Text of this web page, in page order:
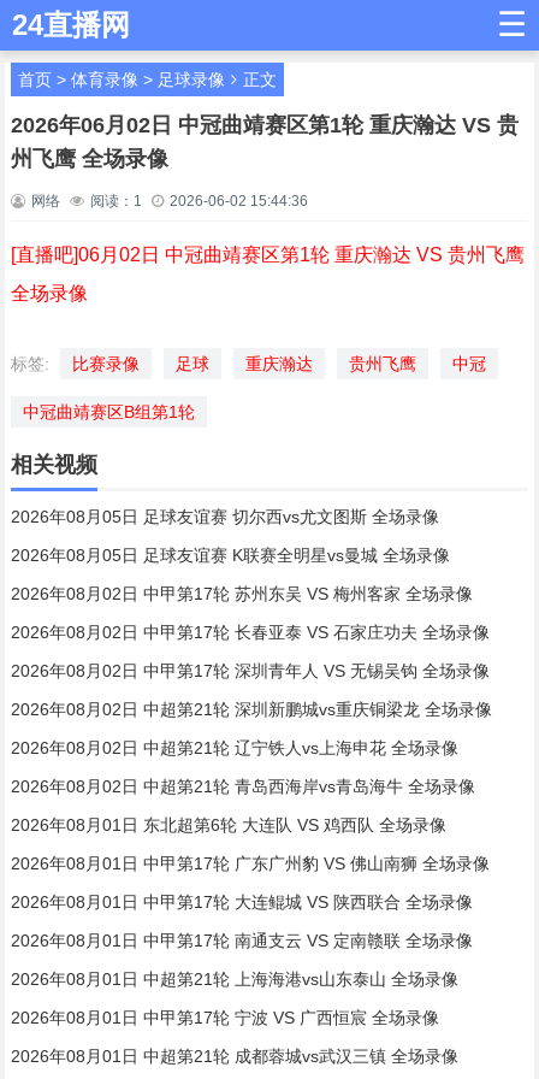
24直播网 ☰
首页> 体育录像 > 足球录像 正文
2026年06月02日 中冠曲靖赛区第1轮 重庆瀚达 VS 贵
州飞鹰 全场录像
网络 阅读： 1 2026-06-02 15:44:36
[直播吧]06月02日 中冠曲靖赛区第1轮 重庆瀚达 VS 贵州飞鹰
全场录像
标签: 比赛录像 足球 重庆瀚达 贵州飞鹰 中冠
中冠曲靖赛区B组第1轮
相关视频
2026年08月05日 足球友谊赛 切尔西vs尤文图斯 全场录像
2026年08月05日 足球友谊赛 K联赛全明星vs曼城 全场录像
2026年08月02日 中甲第17轮 苏州东吴 VS 梅州客家 全场录像
2026年08月02日 中甲第17轮 长春亚泰 VS 石家庄功夫 全场录像
2026年08月02日 中甲第17轮 深圳青年人 VS 无锡吴钩 全场录像
2026年08月02日 中超第21轮 深圳新鹏城vs重庆铜梁龙 全场录像
2026年08月02日 中超第21轮 辽宁铁人vs上海申花 全场录像
2026年08月02日 中超第21轮 青岛西海岸vs青岛海牛 全场录像
2026年08月01日 东北超第6轮 大连队 VS 鸡西队 全场录像
2026年08月01日 中甲第17轮 广东广州豹 VS 佛山南狮 全场录像
2026年08月01日 中甲第17轮 大连鲲城 VS 陕西联合 全场录像
2026年08月01日 中甲第17轮 南通支云 VS 定南赣联 全场录像
2026年08月01日 中超第21轮 上海海港vs山东泰山 全场录像
2026年08月01日 中甲第17轮 宁波 VS 广西恒宸 全场录像
2026年08月01日 中超第21轮 成都蓉城vs武汉三镇 全场录像